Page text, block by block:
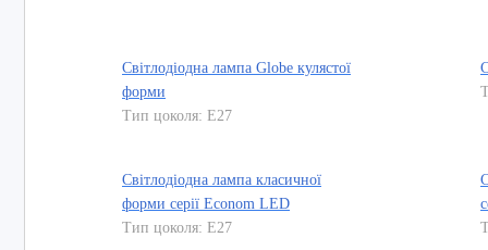
Світлодіодна лампа Globe кулястої
форми
Тип цоколя: E27
Світлодіодна лампа класичної
форми серії Econom LED
Тип цоколя: E27